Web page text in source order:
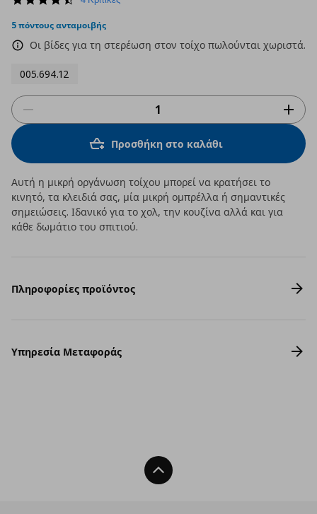
rating
5 πόντους ανταμοιβής
Οι βίδες για τη στερέωση στον τοίχο πωλούνται χωριστά.
005.694.12
Προσθήκη στο καλάθι
Αυτή η μικρή οργάνωση τοίχου μπορεί να κρατήσει το
κινητό, τα κλειδιά σας, μία μικρή ομπρέλλα ή σημαντικές
σημειώσεις. Ιδανικό για το χολ, την κουζίνα αλλά και για
κάθε δωμάτιο του σπιτιού.
Πληροφορίες προϊόντος
Υπηρεσία Μεταφοράς
Back To Top